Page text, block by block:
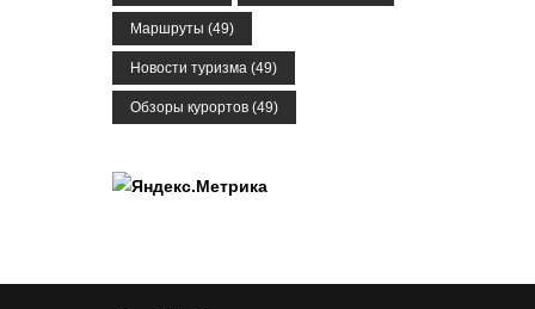
Маршруты (49)
Новости туризма (49)
Обзоры курортов (49)